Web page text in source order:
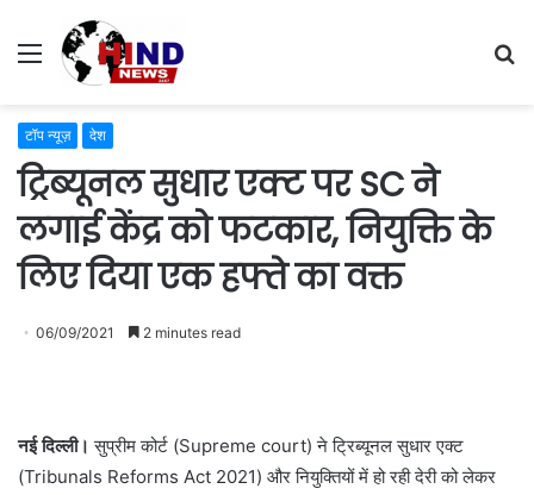
Menu
टॉप न्यूज़ देश
ट्रिब्यूनल सुधार एक्ट पर SC ने
लगाई केंद्र को फटकार, नियुक्ति के
लिए दिया एक हफ्ते का वक्त
06/09/2021 2 minutes read
नई दिल्ली। सुप्रीम कोर्ट (Supreme court) ने ट्रिब्यूनल सुधार एक्ट
(Tribunals Reforms Act 2021) और नियुक्तियों में हो रही देरी को लेकर